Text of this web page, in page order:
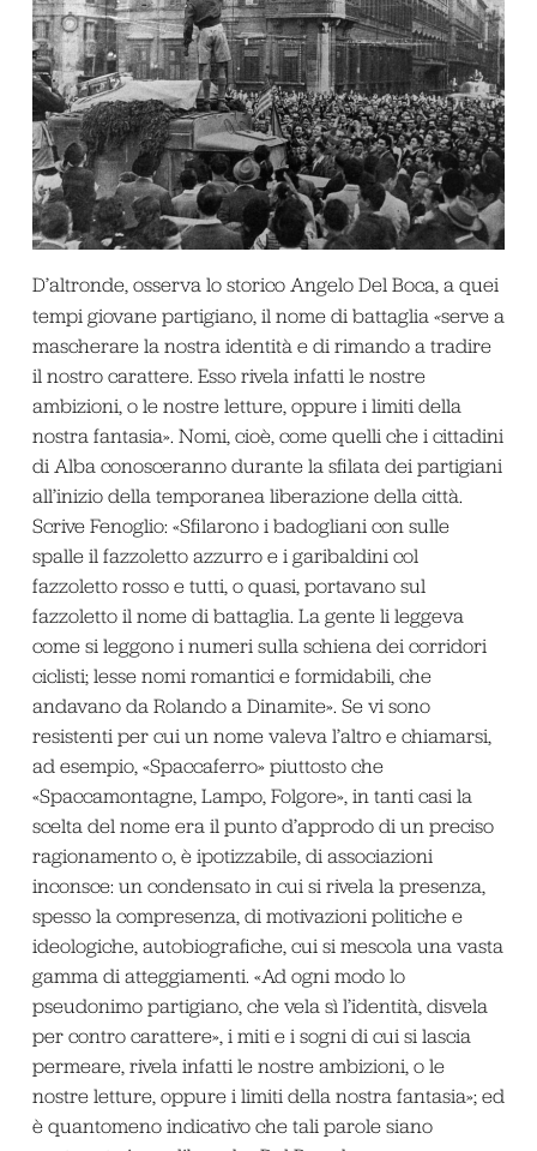
D’altronde, osserva lo storico Angelo Del Boca, a quei
tempi giovane partigiano, il nome di battaglia «serve a
mascherare la nostra identità e di rimando a tradire
il nostro carattere. Esso rivela infatti le nostre
ambizioni, o le nostre letture, oppure i limiti della
nostra fantasia». Nomi, cioè, come quelli che i cittadini
di Alba conosceranno durante la sfilata dei partigiani
all’inizio della temporanea liberazione della città.
Scrive Fenoglio: «Sfilarono i badogliani con sulle
spalle il fazzoletto azzurro e i garibaldini col
fazzoletto rosso e tutti, o quasi, portavano sul
fazzoletto il nome di battaglia. La gente li leggeva
come si leggono i numeri sulla schiena dei corridori
ciclisti; lesse nomi romantici e formidabili, che
andavano da Rolando a Dinamite». Se vi sono
resistenti per cui un nome valeva l’altro e chiamarsi,
ad esempio, «Spaccaferro» piuttosto che
«Spaccamontagne, Lampo, Folgore», in tanti casi la
scelta del nome era il punto d’approdo di un preciso
ragionamento o, è ipotizzabile, di associazioni
inconsce: un condensato in cui si rivela la presenza,
spesso la compresenza, di motivazioni politiche e
ideologiche, autobiografiche, cui si mescola una vasta
gamma di atteggiamenti. «Ad ogni modo lo
pseudonimo partigiano, che vela sì l’identità, disvela
per contro carattere», i miti e i sogni di cui si lascia
permeare, rivela infatti le nostre ambizioni, o le
nostre letture, oppure i limiti della nostra fantasia»; ed
è quantomeno indicativo che tali parole siano